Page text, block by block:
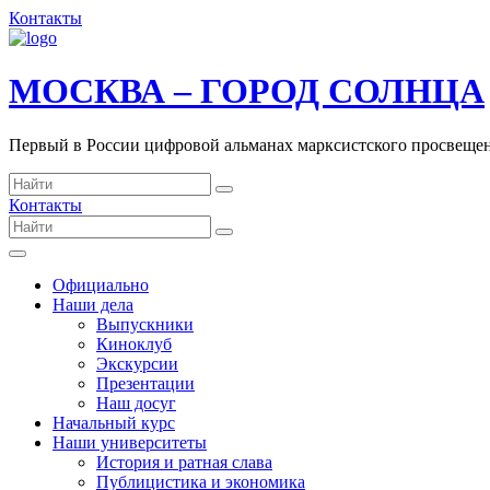
Контакты
МОСКВА – ГОРОД СОЛНЦА
Первый в России цифровой альманах марксистского
Контакты
Официально
Наши дела
Выпускники
Киноклуб
Экскурсии
Презентации
Наш досуг
Начальный курс
Наши университеты
История и ратная слава
Публицистика и экономика